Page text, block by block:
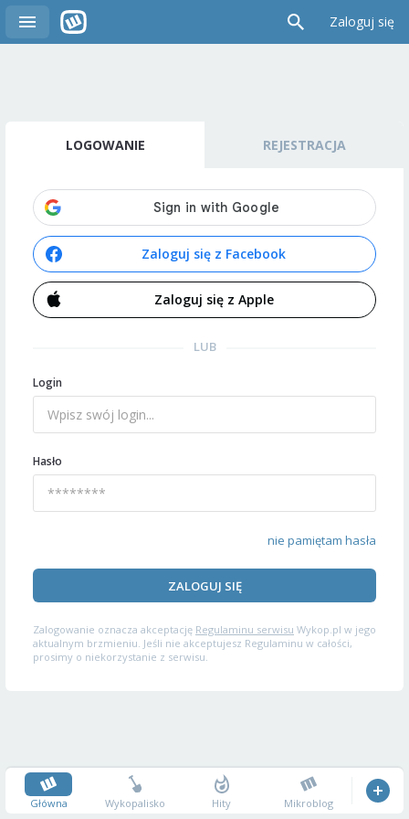
Zaloguj się
LOGOWANIE REJESTRACJA
Zaloguj się z Facebook
Zaloguj się z Apple
LUB
Login
Hasło
nie pamiętam hasła
ZALOGUJ SIĘ
Zalogowanie oznacza akceptację Regulaminu serwisu Wykop.pl w jego
aktualnym brzmieniu. Jeśli nie akceptujesz Regulaminu w całości,
prosimy o niekorzystanie z serwisu.
Główna Wykopalisko Hity Mikroblog